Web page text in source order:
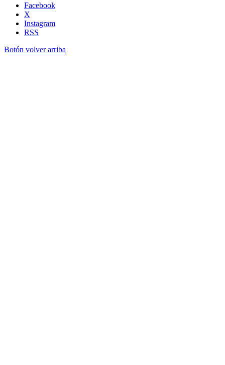
Facebook
X
Instagram
RSS
Botón volver arriba